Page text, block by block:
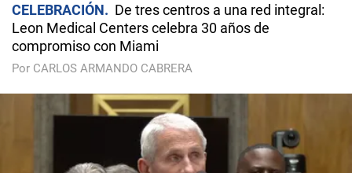
CELEBRACIÓN
De tres centros a una red integral:
Leon Medical Centers celebra 30 años de
compromiso con Miami
Por CARLOS ARMANDO CABRERA